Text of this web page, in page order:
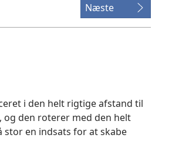
Næste
i den helt rigtige afstand til
den roterer med den helt
en indsats for at skabe